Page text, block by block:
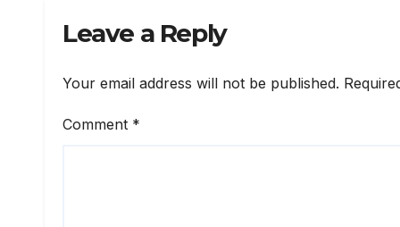
Leave a Reply
Your email address will not be published.
Comment *